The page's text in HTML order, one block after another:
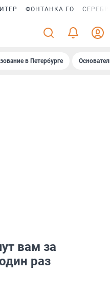
ФОНТАНКА ГО
в Петербурге
вам за
раз